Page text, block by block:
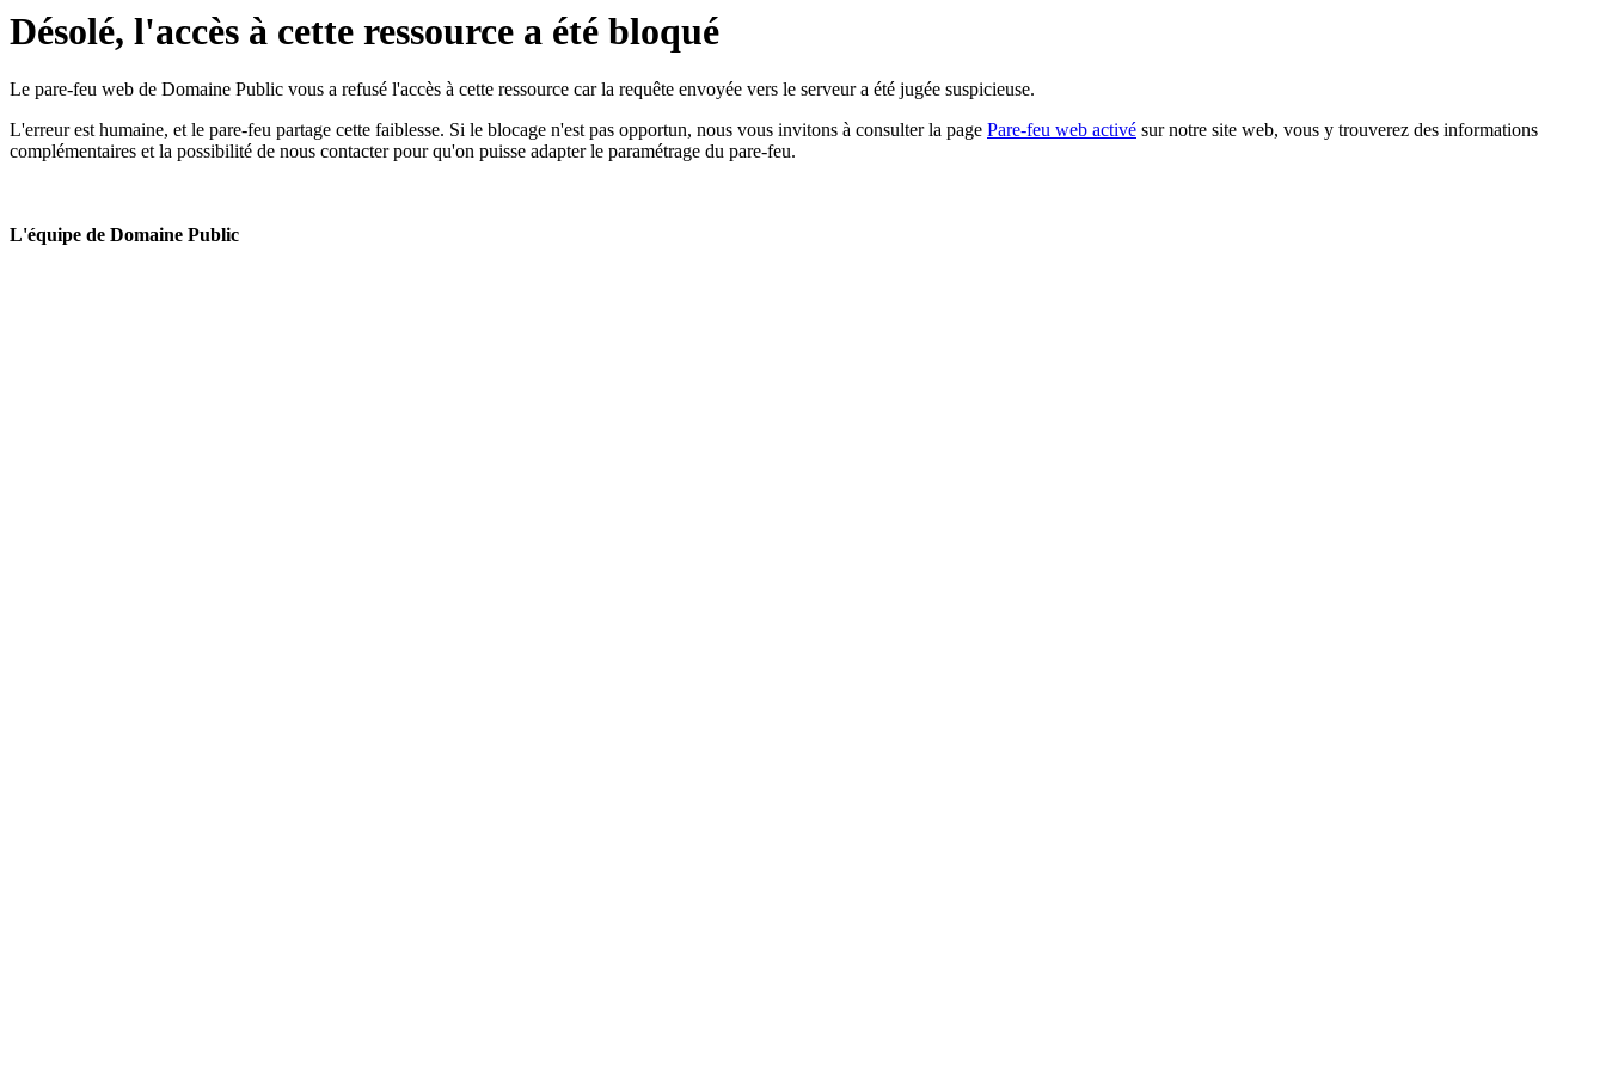
Désolé, l'accès à cette ressource a été bloqué
Le pare-feu web de Domaine Public vous a refusé l'accès à cette ressource car la requête envoyée vers le serveur a été jugée suspicieuse.
L'erreur est humaine, et le pare-feu partage cette faiblesse. Si le blocage n'est pas opportun, nous vous invitons à consulter la page Pare-feu web activé sur notre site web, vous y trouverez des informations
complémentaires et la possibilité de nous contacter pour qu'on puisse adapter le paramétrage du pare-feu.
L'équipe de Domaine Public